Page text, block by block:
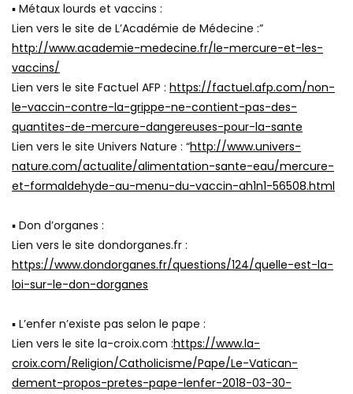
▪ Métaux lourds et vaccins :
Lien vers le site de L’Académie de Médecine :”
http://www.academie-medecine.fr/le-mercure-et-les-
vaccins/
Lien vers le site Factuel AFP : https://factuel.afp.com/non-
le-vaccin-contre-la-grippe-ne-contient-pas-des-
quantites-de-mercure-dangereuses-pour-la-sante
Lien vers le site Univers Nature : “http://www.univers-
nature.com/actualite/alimentation-sante-eau/mercure-
et-formaldehyde-au-menu-du-vaccin-ah1n1-56508.html
▪ Don d’organes :
Lien vers le site dondorganes.fr :
https://www.dondorganes.fr/questions/124/quelle-est-la-
loi-sur-le-don-dorganes
▪ L’enfer n’existe pas selon le pape :
Lien vers le site la-croix.com :https://www.la-
croix.com/Religion/Catholicisme/Pape/Le-Vatican-
dement-propos-pretes-pape-lenfer-2018-03-30-